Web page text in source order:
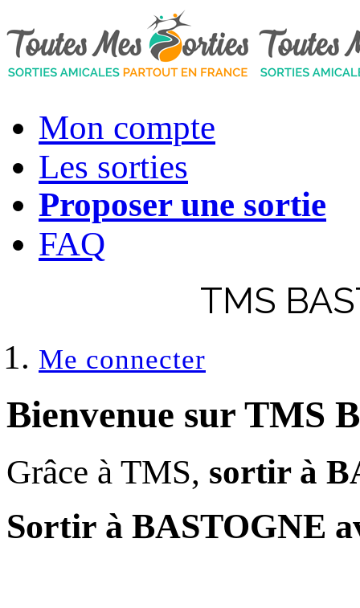
Mon compte
Les sorties
Proposer une sortie
FAQ
TMS
Me connecter
Bienvenue sur TMS
Grâce à TMS, sortir à
Sortir à BASTOGNE